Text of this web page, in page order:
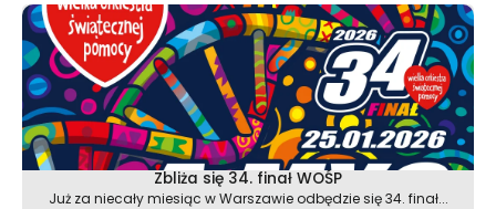
Zbliża się 34. finał WOŚP
Już za niecały miesiąc w Warszawie odbędzie się 34. finał...